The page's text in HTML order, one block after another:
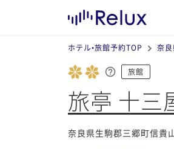
ホテル•旅館予約TOP 奈
旅館
旅亭 十三
奈良県生駒郡三郷町信貴